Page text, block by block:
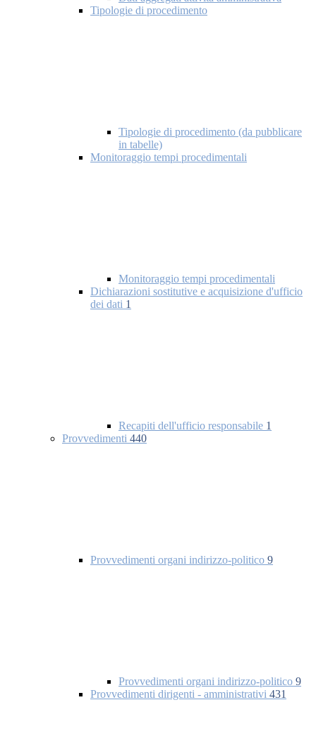
Tipologie di procedimento
Tipologie di procedimento (da pubblicare
in tabelle)
Monitoraggio tempi procedimentali
Monitoraggio tempi procedimentali
Dichiarazioni sostitutive e acquisizione d'ufficio
dei dati 1
Recapiti dell'ufficio responsabile 1
Provvedimenti 440
Provvedimenti organi indirizzo-politico 9
Provvedimenti organi indirizzo-politico 9
Provvedimenti dirigenti - amministrativi 431